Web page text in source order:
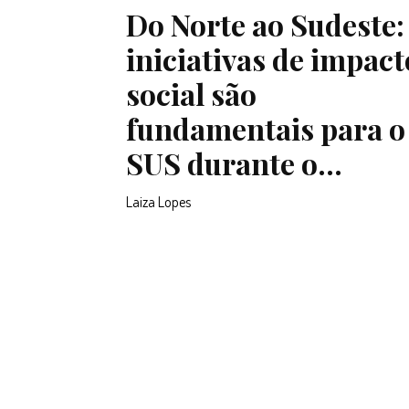
Do Norte ao Sudeste:
iniciativas de
social são
fundamentais para o
SUS durante o...
Laiza Lopes